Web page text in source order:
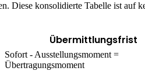
Diese konsolidierte Tabelle ist auf
Übermittlungsfrist
Sofort - Ausstellungsmoment =
Übertragungsmoment